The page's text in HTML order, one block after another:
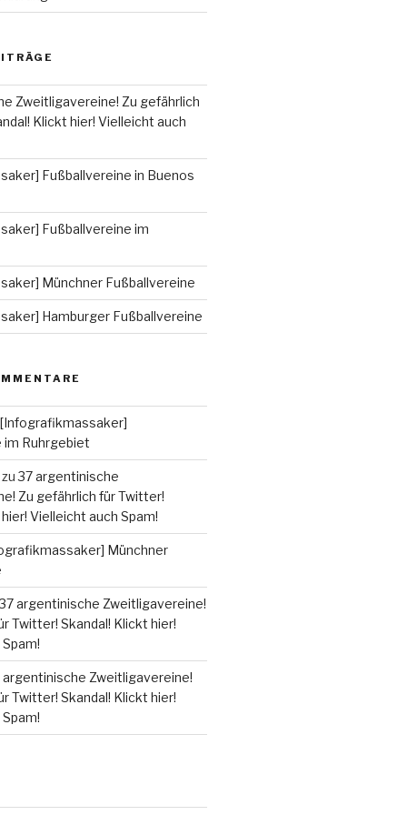
Zweitligavereine! Zu gefährlich
Klickt hier! Vielleicht auch
Fußballvereine in Buenos
Fußballvereine im
Münchner Fußballvereine
Hamburger Fußballvereine
[Infografikmassaker]
im Ruhrgebiet
37 argentinische
Zu gefährlich für Twitter!
Vielleicht auch Spam!
Münchner
argentinische Zweitligavereine!
Twitter! Skandal! Klickt hier!
argentinische Zweitligavereine!
Twitter! Skandal! Klickt hier!